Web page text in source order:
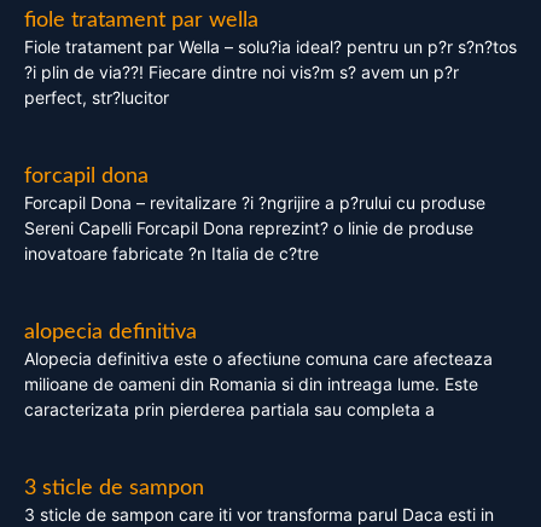
fiole tratament par wella
Fiole tratament par Wella – solu?ia ideal? pentru un p?r s?n?tos
?i plin de via??! Fiecare dintre noi vis?m s? avem un p?r
perfect, str?lucitor
forcapil dona
Forcapil Dona – revitalizare ?i ?ngrijire a p?rului cu produse
Sereni Capelli Forcapil Dona reprezint? o linie de produse
inovatoare fabricate ?n Italia de c?tre
alopecia definitiva
Alopecia definitiva este o afectiune comuna care afecteaza
milioane de oameni din Romania si din intreaga lume. Este
caracterizata prin pierderea partiala sau completa a
3 sticle de sampon
3 sticle de sampon care iti vor transforma parul Daca esti in